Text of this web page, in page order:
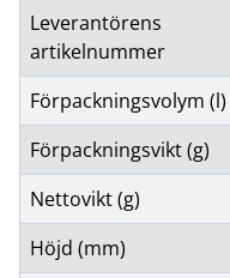
Leverantörens
artikelnummer
Förpackningsvolym (l)
Förpackningsvikt (g)
Nettovikt (g)
Höjd (mm)